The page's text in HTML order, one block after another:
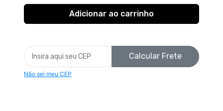
Calcular Frete
Não sei meu CEP